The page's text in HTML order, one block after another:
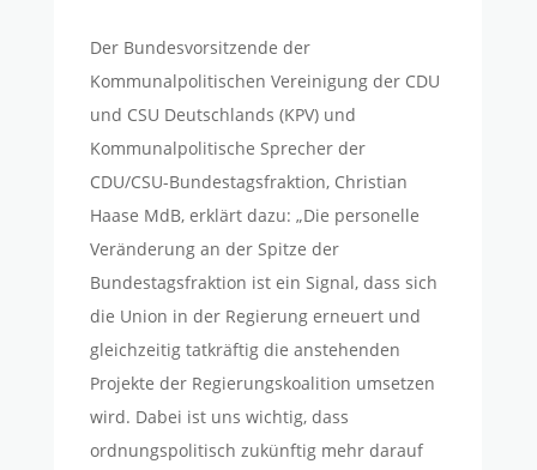
Der Bundesvorsitzende der
Kommunalpolitischen Vereinigung der CDU
und CSU Deutschlands (KPV) und
Kommunalpolitische Sprecher der
CDU/CSU-Bundestagsfraktion, Christian
Haase MdB, erklärt dazu: „Die personelle
Veränderung an der Spitze der
Bundestagsfraktion ist ein Signal, dass sich
die Union in der Regierung erneuert und
gleichzeitig tatkräftig die anstehenden
Projekte der Regierungskoalition umsetzen
wird. Dabei ist uns wichtig, dass
ordnungspolitisch zukünftig mehr darauf